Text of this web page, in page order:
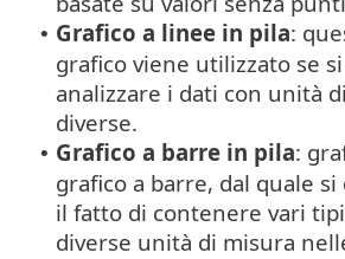
• Grafico a linee in pila:
grafico viene utilizzato se
analizzare i dati con unità
diverse.
• Grafico a barre in pila:
grafico a barre, dal quale
il fatto di contenere vari
diverse unità di misura